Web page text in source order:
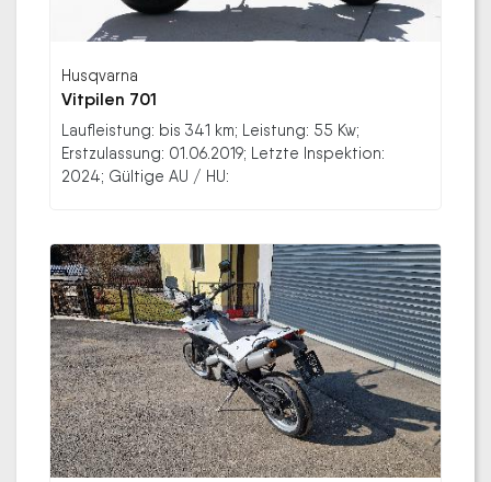
Husqvarna
Vitpilen 701
Laufleistung: bis 341 km; Leistung: 55 Kw;
Erstzulassung: 01.06.2019; Letzte Inspektion:
2024; Gültige AU / HU: